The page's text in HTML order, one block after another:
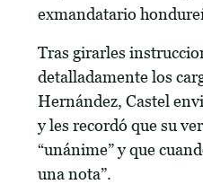
exmandatario
Tras girarles
detalladamente los
Hernández, Castel
y les recordó que su
“unánime” y que
una nota”.